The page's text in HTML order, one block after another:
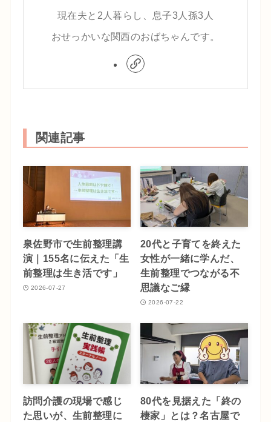
現在夫と2人暮らし、息子3人孫3人
おせっかいな関西のおばちゃんです。
関連記事
泉佐野市で生前整理講
演｜155名に伝えた「生
前整理は生き活です」
2026-07-27
20代と子育てを終えた
女性が一緒に学んだ、
生前整理でつながる不
思議なご縁
2026-07-22
訪問介護の現場で感じ
た思いが、生前整理に
80代を見据えた「終の
棲家」とは？名古屋で